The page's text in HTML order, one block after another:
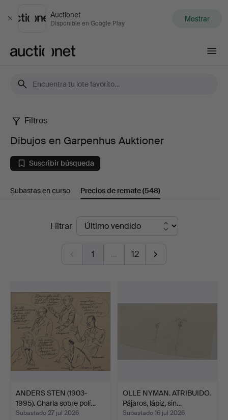
Cerrar
Auctionet
Disponible en Google Play Mostrar
Dibujos
en
Garpenhus
Auktioner
Filtros
Dibujos en Garpenhus Auktioner
Suscribir búsqueda
Subastas en curso Precios de remate(548)
Filtrar
1 … 12
ANDERS STEN (1903-
1995). Charla sobre polí…
Subastado 27 jul 2026
OLLE NYMAN. ATRIBUIDO.
Pájaros, lápiz, sin…
Subastado 16 jul 2026